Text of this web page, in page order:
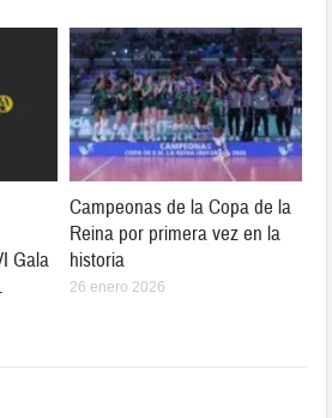
Gala
Campeonas de la Copa de la
Reina por primera vez en la
historia
26 enero 2026